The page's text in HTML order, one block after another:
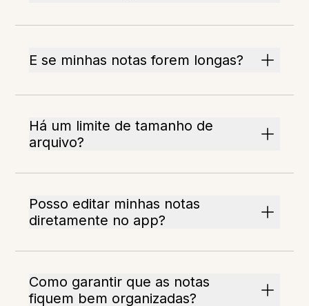
E se minhas notas forem longas?
Há um limite de tamanho de
arquivo?
Posso editar minhas notas
diretamente no app?
Como garantir que as notas
fiquem bem organizadas?